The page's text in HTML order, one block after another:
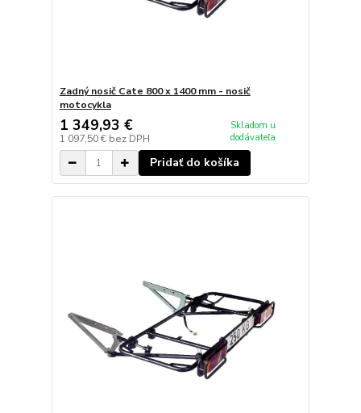
Zadný nosič Cate 800 x 1400 mm - nosič
motocykla
1 349,93 €
1 097,50 € bez DPH
Skladom u
dodávateľa
Pridať do košíka